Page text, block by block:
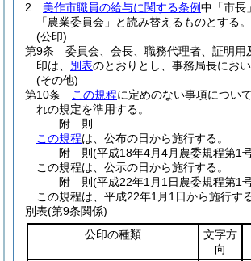
2
美作市職員の給与に関する条例中「市長
「農業委員会」と読み替えるものとする。
(公印)
第9条
委員会、会長、職務代理者、証明用
印は、 別表のとおりとし、事務局長におい
(その他)
第10条
この規程に定めのない事項につい
れの規定を準用する。
附 則
この規程は、公布の日から施行する。
附 則(平成18年4月4月 農委規程第1
この規程は、公示の日から施行する。
附 則(平成22年1月1日農委規程第1
この規程は、平成22年1月1日から施行する
別表(第9条関係)
公印の種類
文字方
向